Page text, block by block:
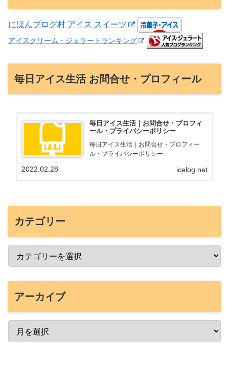
にほんブログ村 アイス スイーツ
アイスクリーム・ジェラートランキング
毎日アイス生活 お問合せ・プロフィール
毎日アイス生活｜お問合せ・プロフィ
ール・プライバシーポリシー
毎日アイス生活｜お問合せ・プロフィー
ル・プライバシーポリシー
icelog.net
2022.02.28
カテゴリー
アーカイブ